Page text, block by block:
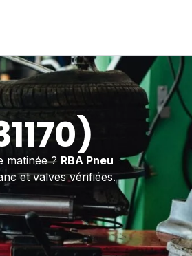
matinée ? RBA Pneu
et valves vérifiées.